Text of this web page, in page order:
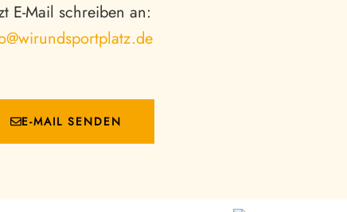
E-Mail schreiben an:
E-MAIL SENDEN